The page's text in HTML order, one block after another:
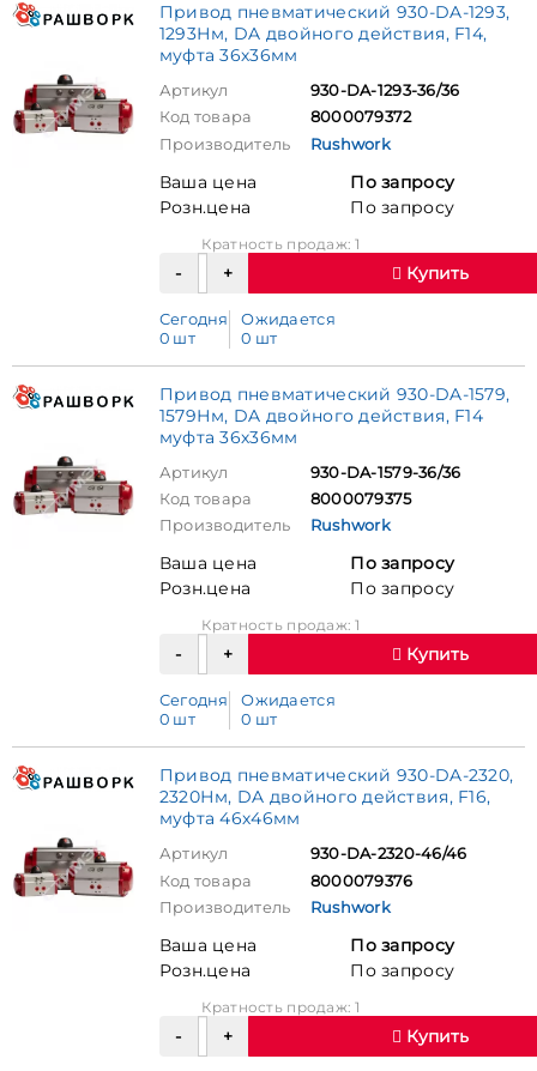
Привод пневматический 930-DA-1293,
1293Нм, DA двойного действия, F14,
муфта 36х36мм
Артикул
930-DA-1293-36/36
Код товара
8000079372
Производитель
Rushwork
Ваша цена
По запросу
Розн.цена
По запросу
Кратность продаж: 1
Купить
Сегодня
0 шт
Ожидается
0 шт
Привод пневматический 930-DA-1579,
1579Нм, DA двойного действия, F14
муфта 36х36мм
Артикул
930-DA-1579-36/36
Код товара
8000079375
Производитель
Rushwork
Ваша цена
По запросу
Розн.цена
По запросу
Кратность продаж: 1
Купить
Сегодня
0 шт
Ожидается
0 шт
Привод пневматический 930-DA-2320,
2320Нм, DA двойного действия, F16,
муфта 46х46мм
Артикул
930-DA-2320-46/46
Код товара
8000079376
Производитель
Rushwork
Ваша цена
По запросу
Розн.цена
По запросу
Кратность продаж: 1
Купить